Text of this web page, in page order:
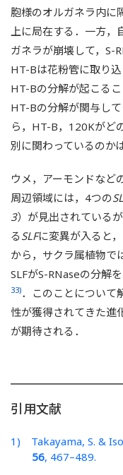
胞様のオルガネラ内に
上に局在する．一方，
ガネラが崩壊して，S-
HT-Bは花粉管に取り
HT-Bの分解が起こる
HT-Bの分解が関与し
ら，HT-B，120Kがど
別に関わっているのか
ウメ，アーモンドなど
周辺領域には，4つの
3）が見出されている
る SLFに変異が入ると
から，サクラ属植物で
SLFがS-RNaseの分解
33)．このことについて
性が獲得されてきた進
が期待される．
引用文献
1) Takayama, S. &
56, 467–489.